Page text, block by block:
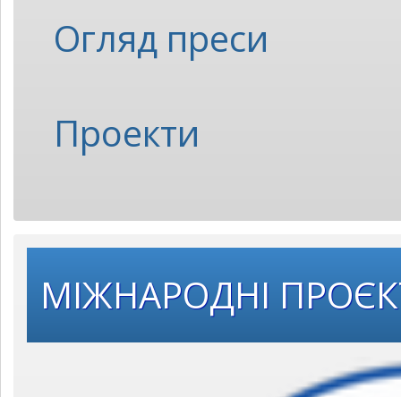
Огляд преси
Проекти
МІЖНАРОДНІ